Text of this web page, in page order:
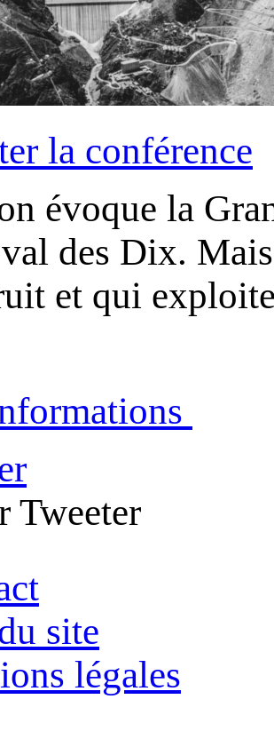
la conférence
évoque la
des Dix.
et qui
Tweeter
site
légales